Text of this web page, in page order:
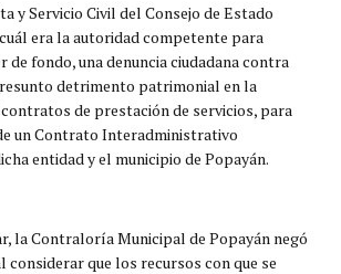
y Servicio Civil del Consejo de Estado
era la autoridad competente para
de fondo, una denuncia ciudadana contra
detrimento patrimonial en la
de prestación de servicios, para
un Contrato Interadministrativo
entidad y el municipio de Popayán.
la Contraloría Municipal de Popayán negó
considerar que los recursos con que se